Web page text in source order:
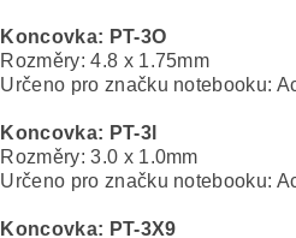
Koncovka: PT-3O
Rozměry: 4.8 x 1.75mm
Určeno pro značku notebooku:
Koncovka: PT-3l
Rozměry: 3.0 x 1.0mm
Určeno pro značku notebooku:
Koncovka: PT-3X9